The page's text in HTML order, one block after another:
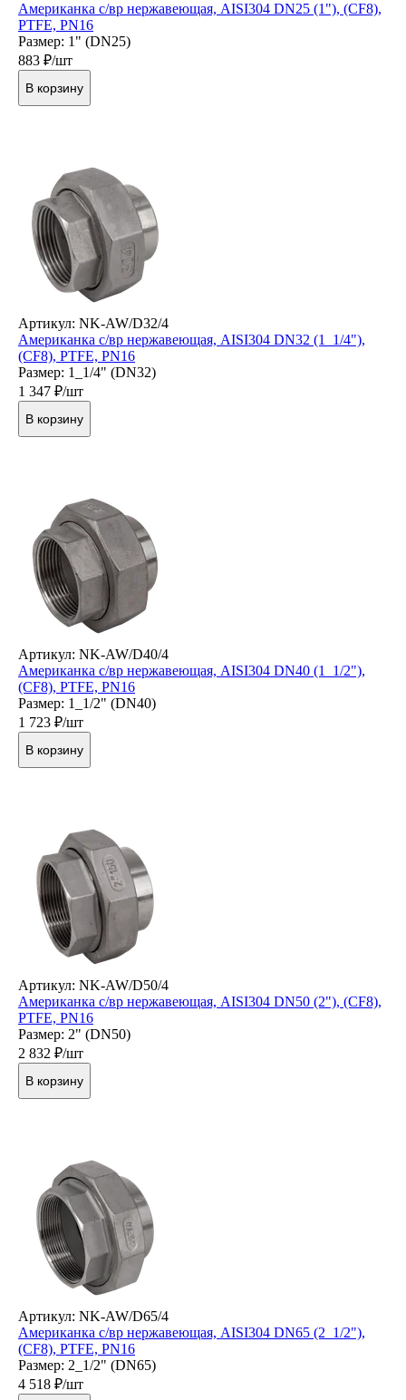
Американка с/вр нержавеющая, AISI304 DN25 (1"), (CF8),
PTFE, PN16
Размер: 1" (DN25)
883 ₽/шт
В корзину
Артикул: NK-AW/D32/4
Американка с/вр нержавеющая, AISI304 DN32 (1_1/4"),
(CF8), PTFE, PN16
Размер: 1_1/4" (DN32)
1 347 ₽/шт
В корзину
Артикул: NK-AW/D40/4
Американка с/вр нержавеющая, AISI304 DN40 (1_1/2"),
(CF8), PTFE, PN16
Размер: 1_1/2" (DN40)
1 723 ₽/шт
В корзину
Артикул: NK-AW/D50/4
Американка с/вр нержавеющая, AISI304 DN50 (2"), (CF8),
PTFE, PN16
Размер: 2" (DN50)
2 832 ₽/шт
В корзину
Артикул: NK-AW/D65/4
Американка с/вр нержавеющая, AISI304 DN65 (2_1/2"),
(CF8), PTFE, PN16
Размер: 2_1/2" (DN65)
4 518 ₽/шт